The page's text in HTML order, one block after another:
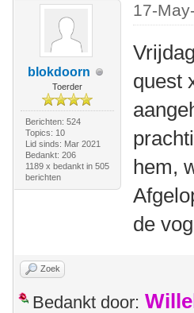
blokdoorn
Toerder
Berichten: 524
Topics: 10
Lid sinds: Mar 2021
Bedankt: 206
1189 x bedankt in 505
berichten
17-
quest
hem,
de
Zoek
Bedankt door: